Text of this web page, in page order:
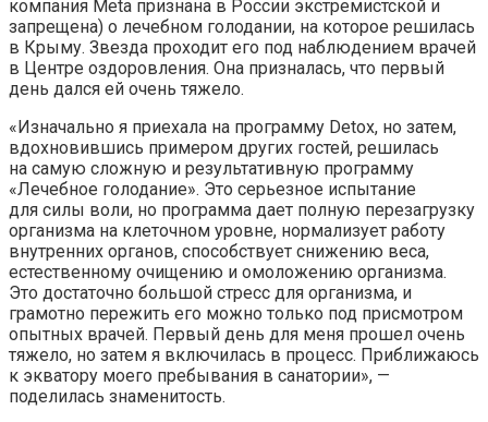
компания Meta признана в России экстремистской и
запрещена) о лечебном голодании, на которое решилась
в Крыму. Звезда проходит его под наблюдением врачей
в Центре оздоровления. Она призналась, что первый
день дался ей очень тяжело.
«Изначально я приехала на программу Detox, но затем,
вдохновившись примером других гостей, решилась
на самую сложную и результативную программу
«Лечебное голодание». Это серьезное испытание
для силы воли, но программа дает полную перезагрузку
организма на клеточном уровне, нормализует работу
внутренних органов, способствует снижению веса,
естественному очищению и омоложению организма.
Это достаточно большой стресс для организма, и
грамотно пережить его можно только под присмотром
опытных врачей. Первый день для меня прошел очень
тяжело, но затем я включилась в процесс. Приближаюсь
к экватору моего пребывания в санатории», —
поделилась знаменитость.